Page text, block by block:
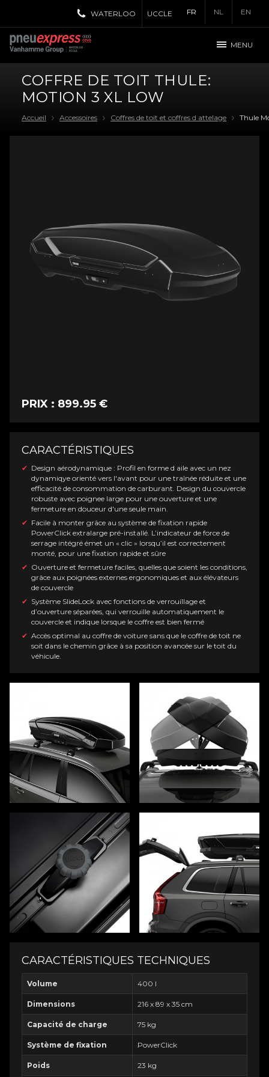
FR NL EN
WATERLOO UCCLE
MENU
COFFRE DE TOIT THULE:
MOTION 3 XL LOW
Accueil Accessoires Coffres de toit et coffres d attelage Thule
PRIX : 899.95 €
CARACTÉRISTIQUES
Design aérodynamique : Profil en forme d aile avec un nez
dynamiqye orienté vers l'avant pour une traînée réduite et une
efficacité de consommation de carburant. Design du couvercle
robuste avec poignee large pour une ouverture et une
fermeture en douceur d'une seule main.
Facile à monter grâce au système de fixation rapide
PowerClick extralarge pré-installé. L’indicateur de force de
serrage intégré émet un « clic » lorsqu’il est correctement
monté, pour une fixation rapide et sûre
Ouverture et fermeture faciles, quelles que soient les conditions,
grâce aux poignées externes ergonomiques et aux élévateurs
de couvercle
Système SlideLock avec fonctions de verrouillage et
d’ouverture séparées, qui verrouille automatiquement le
couvercle et indique lorsque le coffre est bien fermé
Accès optimal au coffre de voiture sans que le coffre de toit ne
soit dans le chemin grâce à sa position avancée sur le toit du
véhicule.
CARACTÉRISTIQUES TECHNIQUES
Volume 400 l
Dimensions 216 x 89 x 35 cm
Capacité de charge 75 kg
Système de fixation PowerClick
Poids 23 kg